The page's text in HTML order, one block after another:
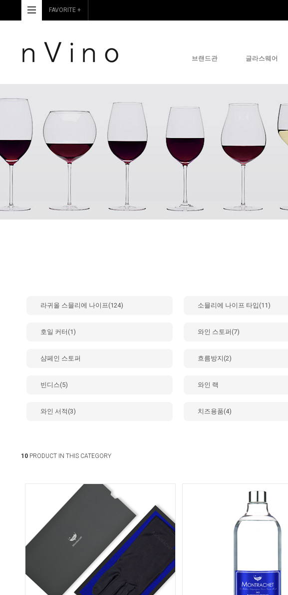
FAVORITE +
브랜드관 글라스웨어
라귀올 스믈리에 나이프(124) 소믈리에 나이프 타입(11)
호일 커터(1) 와인 스토퍼(7)
샴페인 스토퍼 흐름방지(2)
빈디스(5) 와인 랙
와인 서적(3) 치즈용품(4)
10 PRODUCT IN THIS CATEGORY